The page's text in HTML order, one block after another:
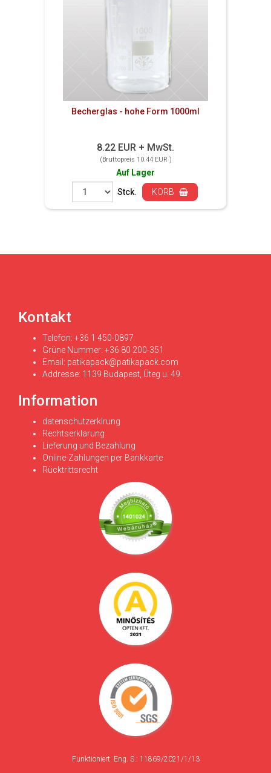
Becherglas - hohe Form 1000ml
8.22 EUR + MwSt.
(Bruttopreis 10.44 EUR )
Auf Lager
Stck.
KORB
Kontakt
Telefon: +36 1 450-0897
Grüne Nummer: +36 80 200-351
Email: patikapack@patikapack.com
Addresse: 1139 Budapest, Üteg u. 49.
Information
datenschutzerklrung
Rechtserklärung
Lieferung und Bezahlung
Online-Zahlungen per Bankkarte
Rücktrittsrecht
Funktioniert. Eng. S.: 11869/2021/1/13